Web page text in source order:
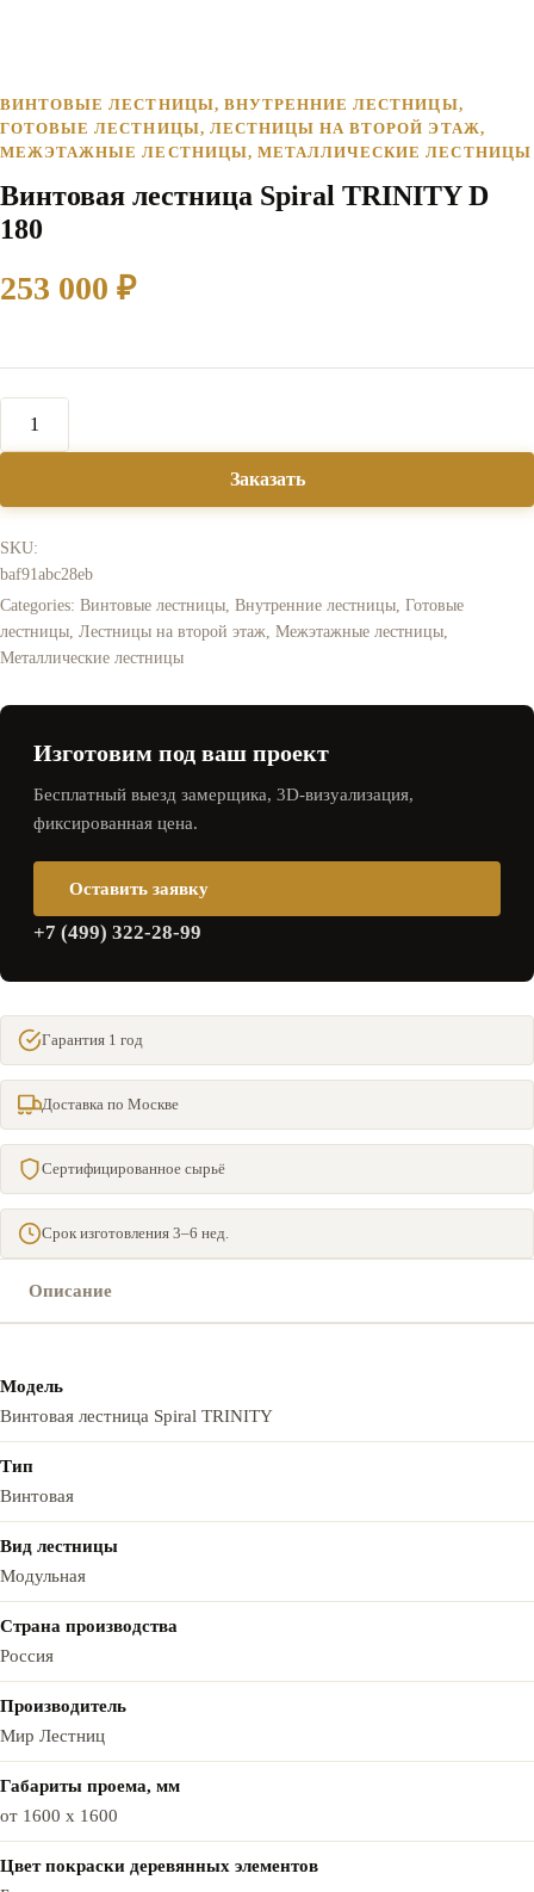
ВИНТОВЫЕ ЛЕСТНИЦЫ, ВНУТРЕННИЕ ЛЕСТНИЦЫ,
ГОТОВЫЕ ЛЕСТНИЦЫ, ЛЕСТНИЦЫ НА ВТОРОЙ ЭТАЖ,
МЕЖЭТАЖНЫЕ ЛЕСТНИЦЫ, МЕТАЛЛИЧЕСКИЕ ЛЕСТНИЦЫ
Винтовая лестница Spiral TRINITY D
180
253 000 ₽
Заказать
SKU:
baf91abc28eb
Categories: Винтовые лестницы, Внутренние лестницы, Готовые
лестницы, Лестницы на второй этаж, Межэтажные лестницы,
Металлические лестницы
Изготовим под ваш проект
Бесплатный выезд замерщика, 3D‑визуализация,
фиксированная цена.
Оставить заявку
+7 (499) 322-28-99
Гарантия 1 год
Доставка по Москве
Сертифицированное сырьё
Срок изготовления 3–6 нед.
Описание
Модель
Винтовая лестница Spiral TRINITY
Тип
Винтовая
Вид лестницы
Модульная
Страна производства
Россия
Производитель
Мир Лестниц
Габариты проема, мм
от 1600 x 1600
Цвет покраски деревянных элементов